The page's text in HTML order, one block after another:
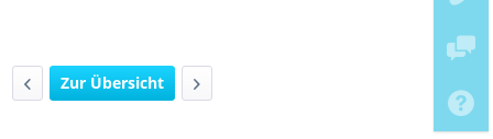
Zur Übersicht